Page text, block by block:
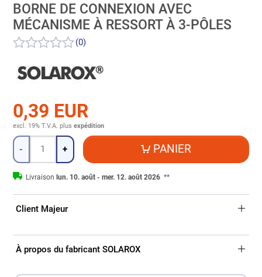
BORNE DE CONNEXION AVEC
MÉCANISME À RESSORT À 3-PÔLES
(0)
0,39 EUR
excl. 19% T.V.A. plus expédition
Quantité
- + PANIER
Livraison lun. 10. août - mer. 12. août 2026 **
Client Majeur
À propos du fabricant SOLAROX